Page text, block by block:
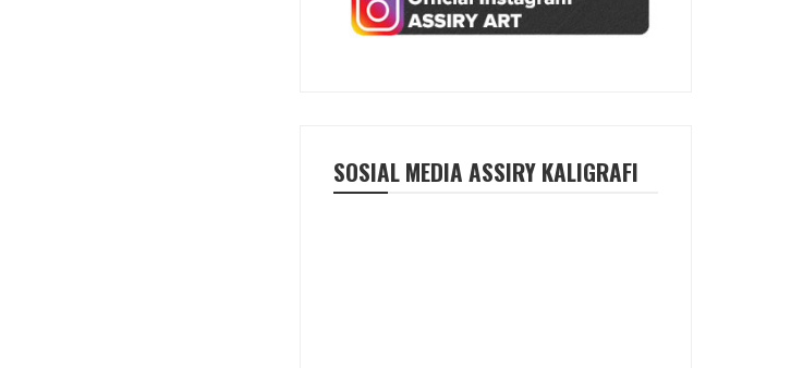
SOSIAL MEDIA ASSIRY KALIGRAFI